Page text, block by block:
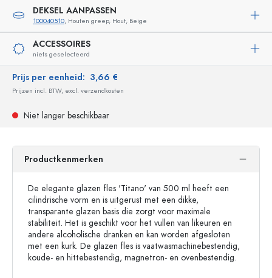
DEKSEL AANPASSEN
100040510, Houten greep, Hout, Beige
ACCESSOIRES
niets geselecteerd
Prijs per eenheid: 3,66 €
Prijzen incl. BTW, excl. verzendkosten
Niet langer beschikbaar
Productkenmerken
De elegante glazen fles 'Titano' van 500 ml heeft een
cilindrische vorm en is uitgerust met een dikke,
transparante glazen basis die zorgt voor maximale
stabiliteit. Het is geschikt voor het vullen van likeuren en
andere alcoholische dranken en kan worden afgesloten
met een kurk. De glazen fles is vaatwasmachinebestendig,
koude- en hittebestendig, magnetron- en ovenbestendig.